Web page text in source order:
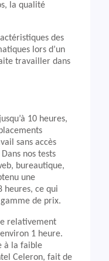
la qualité
des
lors d’un
travailler dans
10 heures,
sans accès
nos tests
bureautique,
une
heures, ce qui
de prix.
relativement
1 heure.
à la faible
Celeron, fait de